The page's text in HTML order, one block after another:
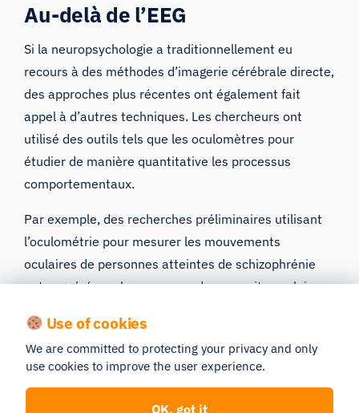
Au-delà de l’EEG
Si la neuropsychologie a traditionnellement eu
recours à des méthodes d’imagerie cérébrale directe,
des approches plus récentes ont également fait
appel à d’autres techniques. Les chercheurs ont
utilisé des outils tels que les oculomètres pour
étudier de manière quantitative les processus
comportementaux.
Par exemple, des recherches préliminaires utilisant
l’oculométrie pour mesurer les mouvements
oculaires de personnes atteintes de schizophrénie
ont suggéré quele processus de poursuite oculaire
ont approfondi cette question et ont montré que ces
résultats s’expliquaient probablement par un
dysfonctionnement général du lobe frontal plutôt que
Use of cookies
We are committed to protecting your privacy and only
use cookies to improve the user experience.
OK, got it